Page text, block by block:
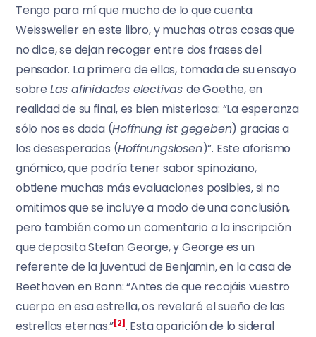
Tengo para mí que mucho de lo que cuenta
Weissweiler en este libro, y muchas otras cosas que
no dice, se dejan recoger entre dos frases del
pensador. La primera de ellas, tomada de su ensayo
sobre Las afinidades electivas de Goethe, en
realidad de su final, es bien misteriosa: “La esperanza
sólo nos es dada (Hoffnung ist gegeben) gracias a
los desesperados (Hoffnungslosen)”. Este aforismo
gnómico, que podría tener sabor spinoziano,
obtiene muchas más evaluaciones posibles, si no
omitimos que se incluye a modo de una conclusión,
pero también como un comentario a la inscripción
que deposita Stefan George, y George es un
referente de la juventud de Benjamin, en la casa de
Beethoven en Bonn: “Antes de que recojáis vuestro
cuerpo en esa estrella, os revelaré el sueño de las
estrellas eternas.”[2] . Esta aparición de lo sideral